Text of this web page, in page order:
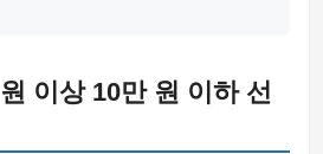
이상 10만 원 이하 선